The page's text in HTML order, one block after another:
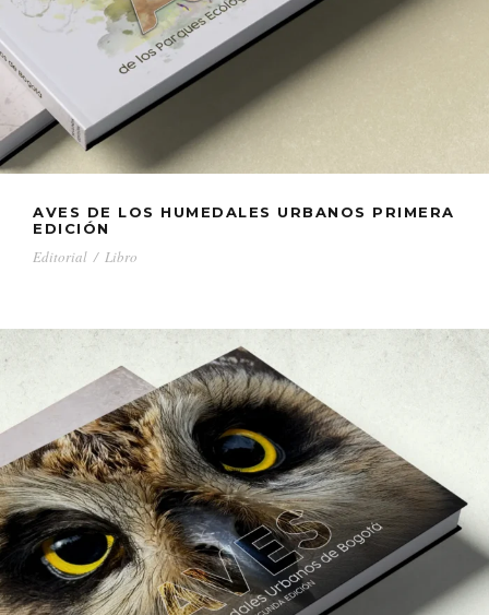
AVES DE LOS HUMEDALES URBANOS PRIMERA
EDICIÓN
Editorial / Libro